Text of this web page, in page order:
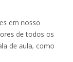
em nosso
de todos os
de aula, como